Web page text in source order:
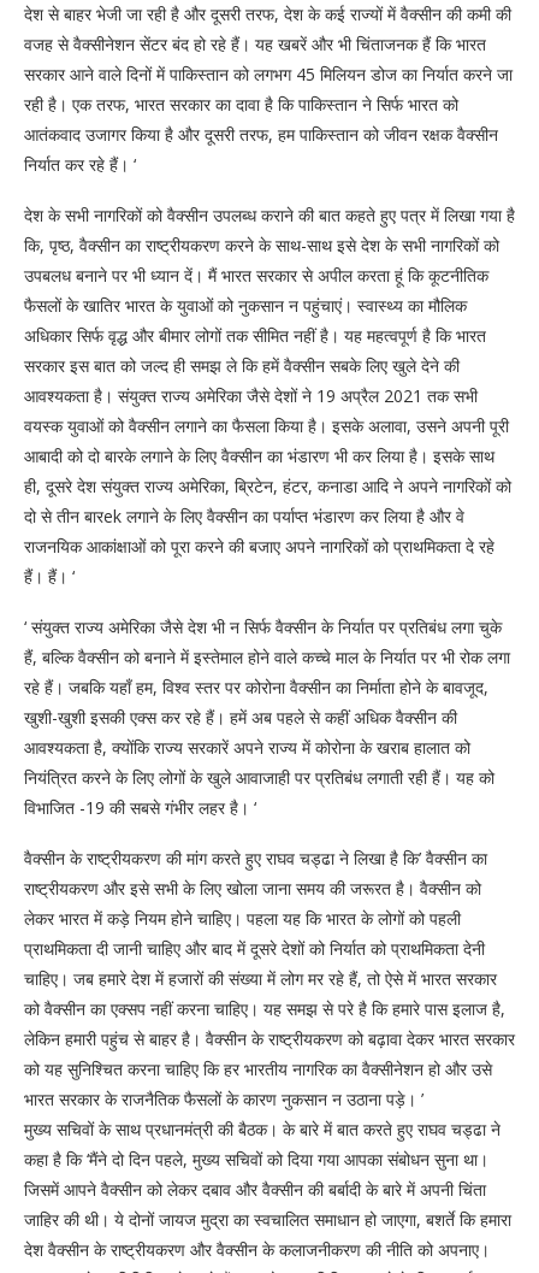
देश से बाहर भेजी जा रही है और दूसरी तरफ, देश के कई राज्यों में वैक्सीन की कमी की
वजह से वैक्सीनेशन सेंटर बंद हो रहे हैं। यह खबरें और भी चिंताजनक हैं कि भारत
सरकार आने वाले दिनों में पाकिस्तान को लगभग 45 मिलियन डोज का निर्यात करने जा
रही है। एक तरफ, भारत सरकार का दावा है कि पाकिस्तान ने सिर्फ भारत को
आतंकवाद उजागर किया है और दूसरी तरफ, हम पाकिस्तान को जीवन रक्षक वैक्सीन
निर्यात कर रहे हैं। ‘
देश के सभी नागरिकों को वैक्सीन उपलब्ध कराने की बात कहते हुए पत्र में लिखा गया है
कि, पृष्ठ, वैक्सीन का राष्ट्रीयकरण करने के साथ-साथ इसे देश के सभी नागरिकों को
उपबलध बनाने पर भी ध्यान दें। मैं भारत सरकार से अपील करता हूं कि कूटनीतिक
फैसलों के खातिर भारत के युवाओं को नुकसान न पहुंचाएं। स्वास्थ्य का मौलिक
अधिकार सिर्फ वृद्ध और बीमार लोगों तक सीमित नहीं है। यह महत्वपूर्ण है कि भारत
सरकार इस बात को जल्द ही समझ ले कि हमें वैक्सीन सबके लिए खुले देने की
आवश्यकता है। संयुक्त राज्य अमेरिका जैसे देशों ने 19 अप्रैल 2021 तक सभी
वयस्क युवाओं को वैक्सीन लगाने का फैसला किया है। इसके अलावा, उसने अपनी पूरी
आबादी को दो बारके लगाने के लिए वैक्सीन का भंडारण भी कर लिया है। इसके साथ
ही, दूसरे देश संयुक्त राज्य अमेरिका, ब्रिटेन, हंटर, कनाडा आदि ने अपने नागरिकों को
दो से तीन बारek लगाने के लिए वैक्सीन का पर्याप्त भंडारण कर लिया है और वे
राजनयिक आकांक्षाओं को पूरा करने की बजाए अपने नागरिकों को प्राथमिकता दे रहे
हैं। हैं। ‘
‘ संयुक्त राज्य अमेरिका जैसे देश भी न सिर्फ वैक्सीन के निर्यात पर प्रतिबंध लगा चुके
हैं, बल्कि वैक्सीन को बनाने में इस्तेमाल होने वाले कच्चे माल के निर्यात पर भी रोक लगा
रहे हैं। जबकि यहाँ हम, विश्व स्तर पर कोरोना वैक्सीन का निर्माता होने के बावजूद,
खुशी-खुशी इसकी एक्स कर रहे हैं। हमें अब पहले से कहीं अधिक वैक्सीन की
आवश्यकता है, क्योंकि राज्य सरकारें अपने राज्य में कोरोना के खराब हालात को
नियंत्रित करने के लिए लोगों के खुले आवाजाही पर प्रतिबंध लगाती रही हैं। यह को
विभाजित -19 की सबसे गंभीर लहर है। ‘
वैक्सीन के राष्ट्रीयकरण की मांग करते हुए राघव चड्ढा ने लिखा है कि’ वैक्सीन का
राष्ट्रीयकरण और इसे सभी के लिए खोला जाना समय की जरूरत है। वैक्सीन को
लेकर भारत में कड़े नियम होने चाहिए। पहला यह कि भारत के लोगों को पहली
प्राथमिकता दी जानी चाहिए और बाद में दूसरे देशों को निर्यात को प्राथमिकता देनी
चाहिए। जब हमारे देश में हजारों की संख्या में लोग मर रहे हैं, तो ऐसे में भारत सरकार
को वैक्सीन का एक्सप नहीं करना चाहिए। यह समझ से परे है कि हमारे पास इलाज है,
लेकिन हमारी पहुंच से बाहर है। वैक्सीन के राष्ट्रीयकरण को बढ़ावा देकर भारत सरकार
को यह सुनिश्चित करना चाहिए कि हर भारतीय नागरिक का वैक्सीनेशन हो और उसे
भारत सरकार के राजनैतिक फैसलों के कारण नुकसान न उठाना पड़े। ’
मुख्य सचिवों के साथ प्रधानमंत्री की बैठक। के बारे में बात करते हुए राघव चड्ढा ने
कहा है कि ‘मैंने दो दिन पहले, मुख्य सचिवों को दिया गया आपका संबोधन सुना था।
जिसमें आपने वैक्सीन को लेकर दबाव और वैक्सीन की बर्बादी के बारे में अपनी चिंता
जाहिर की थी। ये दोनों जायज मुद्रा का स्वचालित समाधान हो जाएगा, बशर्ते कि हमारा
देश वैक्सीन के राष्ट्रीयकरण और वैक्सीन के कलाजनीकरण की नीति को अपनाए।